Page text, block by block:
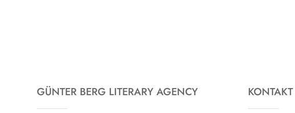
GÜNTER BERG LITERARY AGENCY KONTAKT